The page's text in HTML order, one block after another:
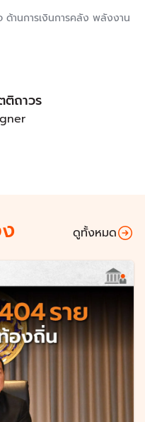
ด้านการเงินการคลัง พลังงาน
ถาวร
ดูทั้งหมด